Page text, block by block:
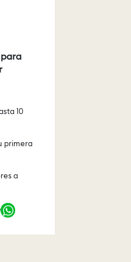
para
10
primera
a